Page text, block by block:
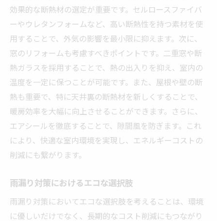
効果的な断熱材の選定が重要です。セルロースファイバ
ーやウレタンフォームなど、高い断熱性を持つ素材を使
用することで、外気の影響を最小限に抑えます。次に、
窓のリフォームも考慮すべきポイントです。二重窓や断
熱ガラスを採用することで、熱の出入りを抑え、室内の
温度を一定に保つことが可能です。また、屋根や壁の断
熱も重要で、特に天井裏の断熱材を新しくすることで、
暖房効率を大幅に向上させることができます。さらに、
エアシールを徹底することで、隙間風を防ぎます。これ
により、快適な室内環境を実現し、エネルギーコストの
削減にも繋がります。
雨漏り対策におけるエコな選択肢
雨漏り対策においてエコな選択肢を考えることは、環境
に優しいだけでなく、長期的なコスト削減にもつながり